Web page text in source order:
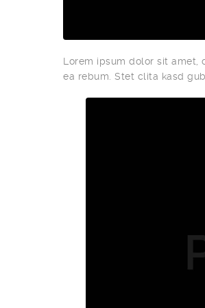
Lorem ipsum dolor sit amet,
ea rebum. Stet clita kasd